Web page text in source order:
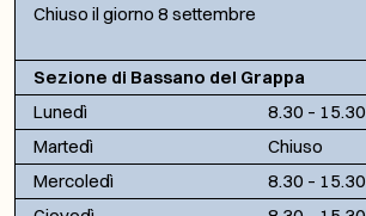
Chiuso il giorno 8 settembre
Sezione di Bassano del Grappa
Lunedì
8.30 – 15.30
Martedì
Chiuso
Mercoledì
8.30 – 15.30